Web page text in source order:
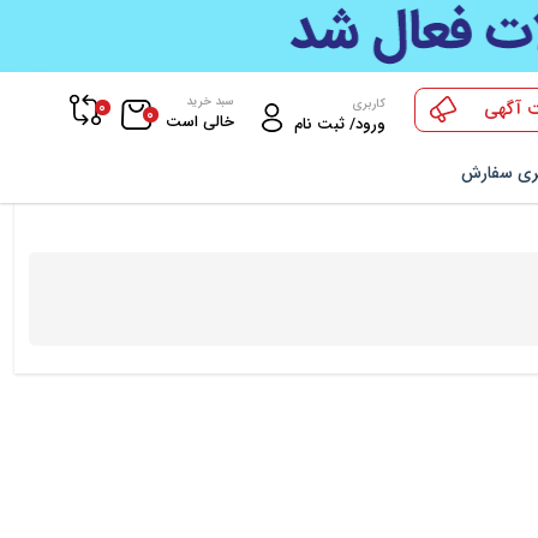
آگهی کاربری
ورود/ ثبت نام
سبد خرید
خالی است 0
0
سفارش